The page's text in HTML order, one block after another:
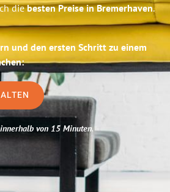
diebesten Preise in Bremerhaven.
und den ersten Schritt zu einem
von 15 Minuten.